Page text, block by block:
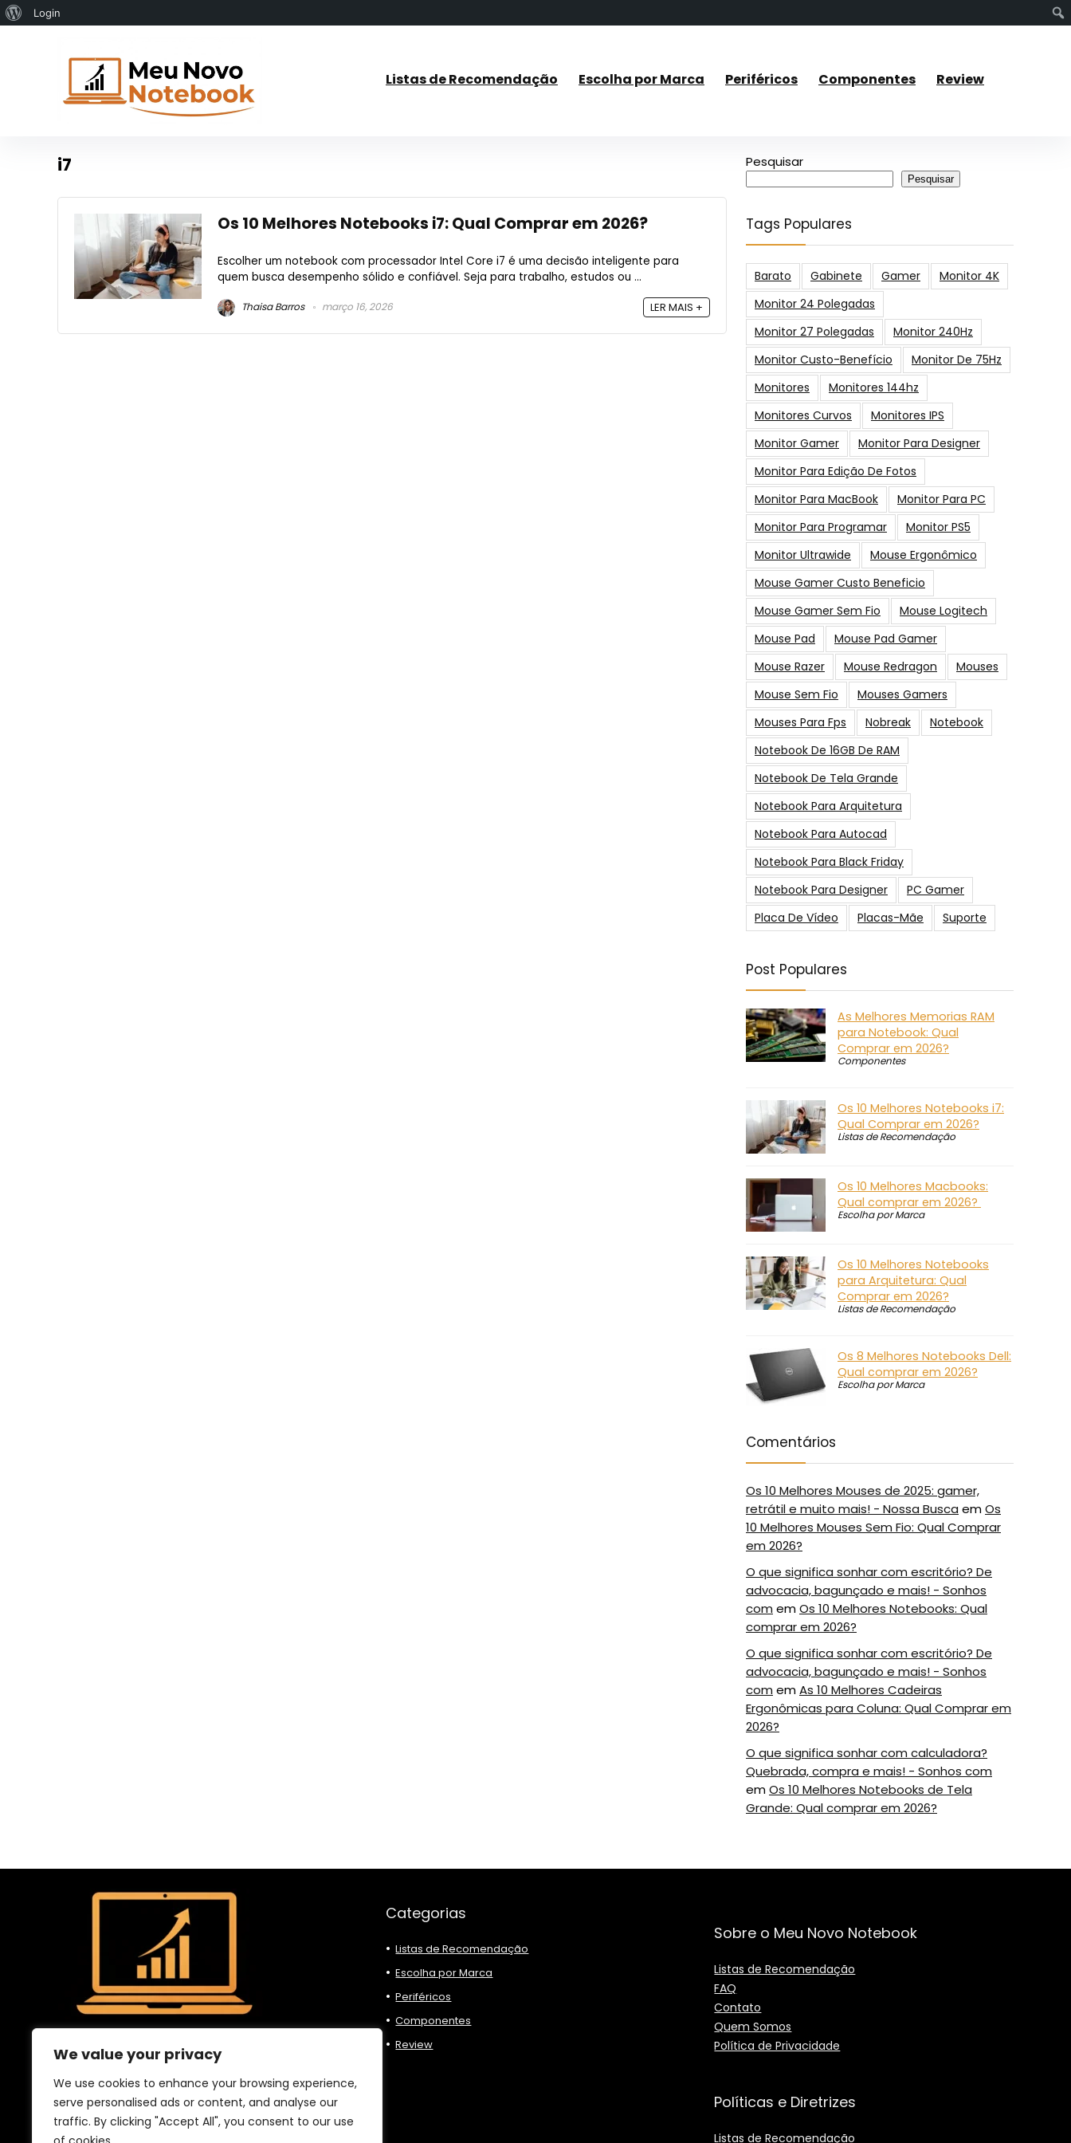
We value your privacy
We use cookies to enhance your browsing experience,
serve personalised ads or content, and analyse our
traffic. By clicking "Accept All", you consent to our use
Sobre
WordPress
Login
Listas de Recomendação Escolha por Marca Periféricos Componentes Review
i7
Os 10 Melhores Notebooks i7: Qual Comprar em 2026?
Escolher um notebook com processador Intel Core i7 é uma decisão inteligente para
quem busca desempenho sólido e confiável. Seja para trabalho, estudos ou ...
Thaisa Barros março 16, 2026 LER MAIS +
Pesquisar
Pesquisar
Tags Populares
Barato Gabinete Gamer
Monitor 4K
Monitor 24 Polegadas
Monitor 27 Polegadas
Monitor 240Hz
Monitor Custo-Benefício
Monitor De 75Hz
Monitores
Monitores 144hz
Monitores Curvos
Monitores IPS
Monitor Gamer
Monitor Para Designer
Monitor Para Edição De Fotos
Monitor Para MacBook
Monitor Para PC
Monitor Para Programar
Monitor PS5
Monitor Ultrawide
Mouse Ergonômico
Mouse Gamer Custo Beneficio
Mouse Gamer Sem Fio
Mouse Logitech
Mouse Pad
Mouse Pad Gamer
Mouse Razer
Mouse Redragon
Mouses
Mouse Sem Fio
Mouses Gamers
Mouses Para Fps
Nobreak
Notebook
Notebook De 16GB De RAM
Notebook De Tela Grande
Notebook Para Arquitetura
Notebook Para Autocad
Notebook Para Black Friday
Notebook Para Designer
PC Gamer
Placa De Vídeo
Placas-Mãe Suporte
Post Populares
As Melhores Memorias RAM
para Notebook: Qual
Comprar em 2026?
Componentes
Os 10 Melhores Notebooks i7:
Qual Comprar em 2026?
Listas de Recomendação
Os 10 Melhores Macbooks:
Qual comprar em 2026?
Escolha por Marca
Os 10 Melhores Notebooks
para Arquitetura: Qual
Comprar em 2026?
Listas de Recomendação
Os 8 Melhores Notebooks Dell:
Qual comprar em 2026?
Escolha por Marca
Comentários
Os 10 Melhores Mouses de 2025: gamer,
retrátil e muito mais! - Nossa Busca emOs
10 Melhores Mouses Sem Fio: Qual Comprar
em 2026?
O que significa sonhar com escritório? De
advocacia, bagunçado e mais! - Sonhos
com emOs 10 Melhores Notebooks: Qual
comprar em 2026?
O que significa sonhar com escritório? De
advocacia, bagunçado e mais! - Sonhos
com emAs 10 Melhores Cadeiras
Ergonômicas para Coluna: Qual Comprar em
2026?
O que significa sonhar com calculadora?
Quebrada, compra e mais! - Sonhos com
emOs 10 Melhores Notebooks de Tela
Grande: Qual comprar em 2026?
Categorias
Listas de Recomendação
Escolha por Marca
Periféricos
Componentes
Review
Sobre o Meu Novo Notebook
Listas de Recomendação
FAQ
Contato
Quem Somos
Política de Privacidade
Políticas e Diretrizes
Listas de Recomendação